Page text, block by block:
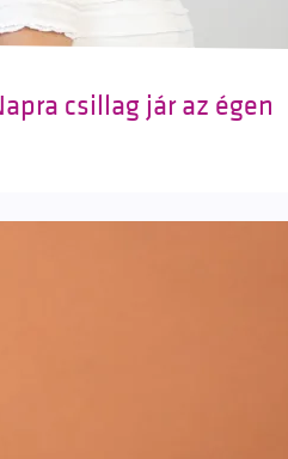
csillag jár az égen